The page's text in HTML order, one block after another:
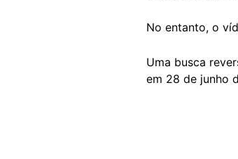
No entanto, o
Uma busca
em 28 de junho